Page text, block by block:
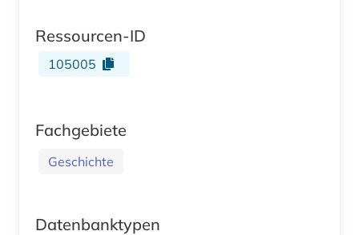
Ressourcen-ID
105005
Fachgebiete
Geschichte
Datenbanktypen